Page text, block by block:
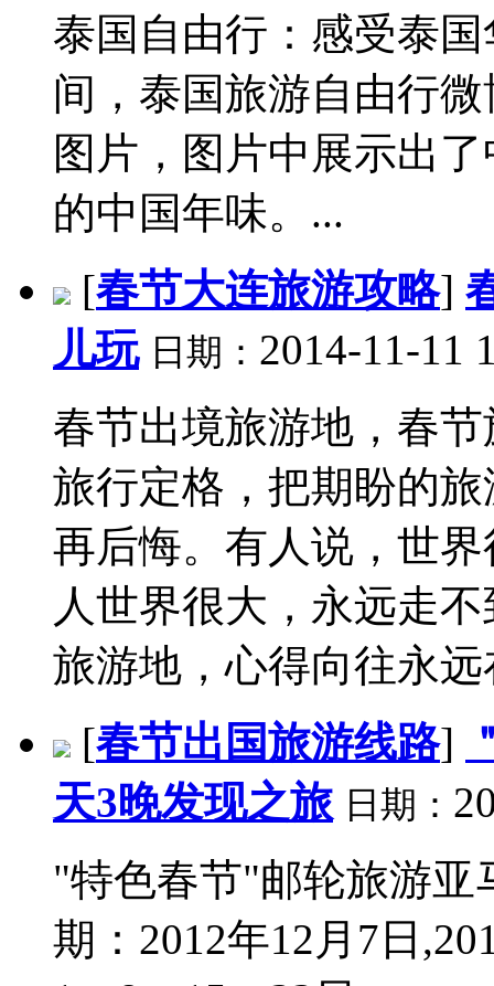
泰国自由行：感受泰
间，泰国旅游自由行
图片，图片中展示出
的中国年味。...
[春节大连旅游攻略]
儿玩 日期： 2014-11-11
春节出境旅游地，春
旅行定格，把期盼的
再后悔。有人说，世
人世界很大，永远走
旅游地，心得向往永
[春节出国旅游线路]
天3晚发现之旅 日期：
"特色春节"邮轮旅游亚
期：2012年12月7日